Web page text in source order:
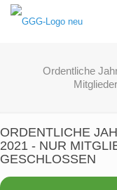
Ordentliche
ORDENTLICHE
2021 - NUR
GESCHLOSSEN